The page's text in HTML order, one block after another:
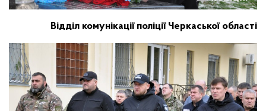
Відділ комунікації поліції Черкаської області